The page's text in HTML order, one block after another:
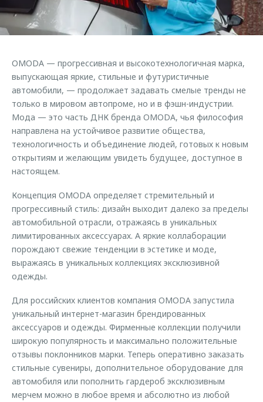
Страхование
Кредитный калькулятор
Одежда и сувениры
Оригинальные аксессуары
Запчасти
Трейд-ин
Калькулятор трейд-ин
Клиентская поддержка
O&J Автоклуб
Приложение O&J
Одежда и сувениры
Оригинальные аксессуары
Запчасти
Обратная связь
ОMODA — прогрессивная и высокотехнологичная марка,
выпускающая яркие, стильные и футуристичные
автомобили, — продолжает задавать смелые тренды не
только в мировом автопроме, но и в фэшн-индустрии.
Мода — это часть ДНК бренда OMODA, чья философия
направлена на устойчивое развитие общества,
технологичность и объединение людей, готовых к новым
открытиям и желающим увидеть будущее, доступное в
настоящем.
Концепция OMODA определяет стремительный и
прогрессивный стиль: дизайн выходит далеко за пределы
автомобильной отрасли, отражаясь в уникальных
лимитированных аксессуарах. А яркие коллаборации
порождают свежие тенденции в эстетике и моде,
выражаясь в уникальных коллекциях эксклюзивной
одежды.
Для российских клиентов компания OMODA запустила
уникальный интернет-магазин брендированных
аксессуаров и одежды. Фирменные коллекции получили
широкую популярность и максимально положительные
отзывы поклонников марки. Теперь оперативно заказать
стильные сувениры, дополнительное оборудование для
автомобиля или пополнить гардероб эксклюзивным
мерчем можно в любое время и абсолютно из любой